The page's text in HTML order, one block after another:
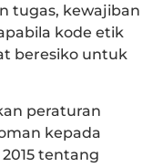
tugas, kewajiban
kode etik
beresiko untuk
peraturan
kepada
tentang